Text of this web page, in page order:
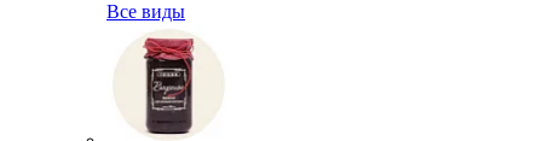
Все виды